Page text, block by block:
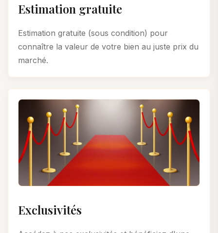
Estimation gratuite
Estimation gratuite (sous condition) pour
connaître la valeur de votre bien au juste prix du
marché.
Exclusivités